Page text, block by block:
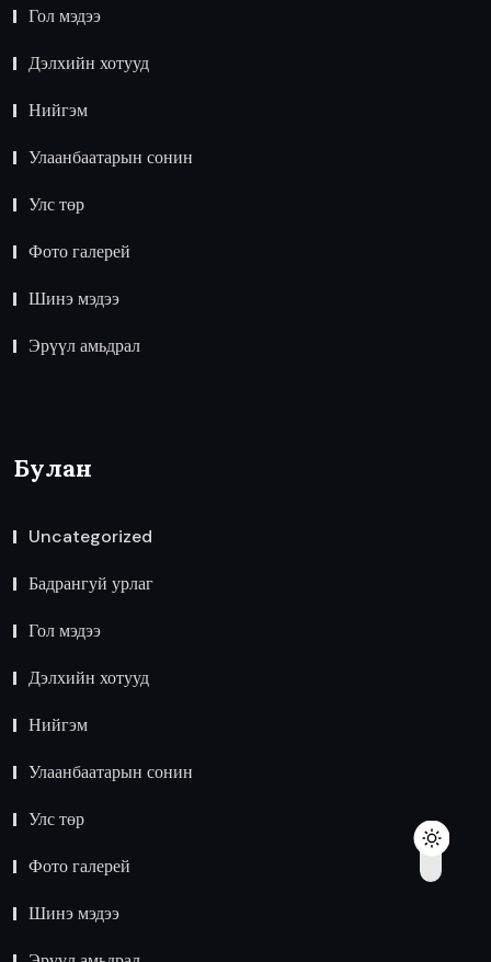
Гол мэдээ
Дэлхийн хотууд
Нийгэм
Улаанбаатарын сонин
Улс төр
Фото галерей
Шинэ мэдээ
Эрүүл амьдрал
Булан
Uncategorized
Бадрангуй урлаг
Гол мэдээ
Дэлхийн хотууд
Нийгэм
Улаанбаатарын сонин
Улс төр
Фото галерей
Шинэ мэдээ